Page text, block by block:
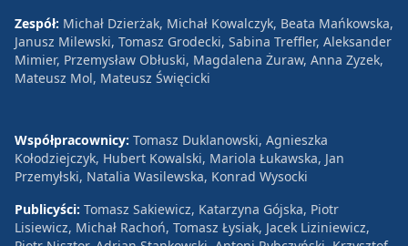
Zespół: Michał Dzierżak, Michał Kowalczyk, Beata Mańkowska,
Janusz Milewski, Tomasz Grodecki, Sabina Treffler, Aleksander
Mimier, Przemysław Obłuski, Magdalena Żuraw, Anna Zyzek,
Mateusz Mol, Mateusz Święcicki
Współpracownicy: Tomasz Duklanowski, Agnieszka
Kołodziejczyk, Hubert Kowalski, Mariola Łukawska, Jan
Przemyłski, Natalia Wasilewska, Konrad Wysocki
Publicyści: Tomasz Sakiewicz, Katarzyna Gójska, Piotr
Lisiewicz, Michał Rachoń, Tomasz Łysiak, Jacek Liziniewicz,